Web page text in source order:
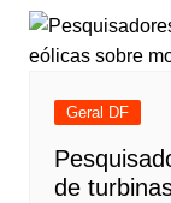
Geral DF
de